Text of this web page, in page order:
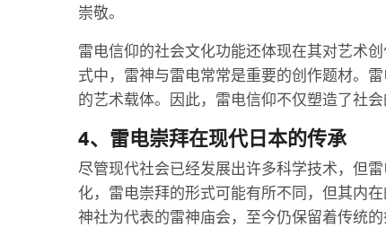
崇敬。
雷电信仰的社会文化功能还体现在其对艺术
式中，雷神与雷电常常是重要的创作题材。
的艺术载体。因此，雷电信仰不仅塑造了社
4、雷电崇拜在现代日本的传承
尽管现代社会已经发展出许多科学技术，但
化，雷电崇拜的形式可能有所不同，但其内
神社为代表的雷神庙会，至今仍保留着传统